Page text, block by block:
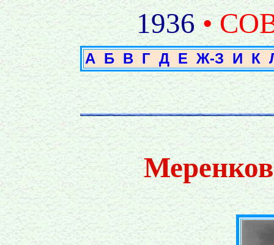
1936 •
А Б В Г Д Е Ж-З И К